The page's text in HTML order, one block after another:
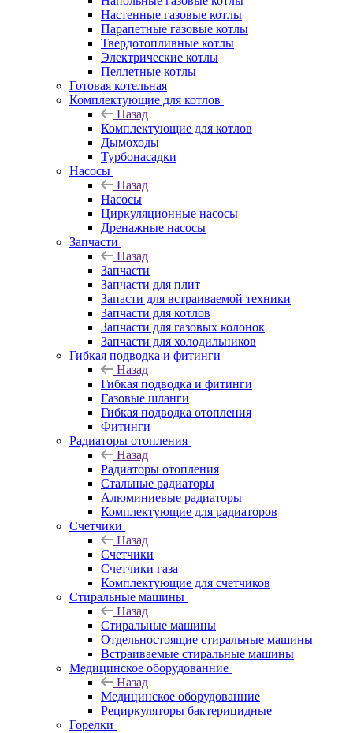
Настенные газовые котлы
Парапетные газовые котлы
Твердотопливные котлы
Электрические котлы
Пеллетные котлы
Готовая котельная
Комплектующие для котлов
Назад
Комплектующие для котлов
Дымоходы
Турбонасадки
Насосы
Назад
Насосы
Циркуляционные насосы
Дренажные насосы
Запчасти
Назад
Запчасти
Запчасти для плит
Запасти для встраиваемой техники
Запчасти для котлов
Запчасти для газовых колонок
Запчасти для холодильников
Гибкая подводка и фитинги
Назад
Гибкая подводка и фитинги
Газовые шланги
Гибкая подводка отопления
Фитинги
Радиаторы отопления
Назад
Радиаторы отопления
Стальные радиаторы
Алюминиевые радиаторы
Комплектующие для радиаторов
Счетчики
Назад
Счетчики
Счетчики газа
Комплектующие для счетчиков
Стиральные машины
Назад
Стиральные машины
Отдельностоящие стиральные машины
Встраиваемые стиральные машины
Медицинское оборудованние
Назад
Медицинское оборудованние
Рециркуляторы бактерицидные
Горелки